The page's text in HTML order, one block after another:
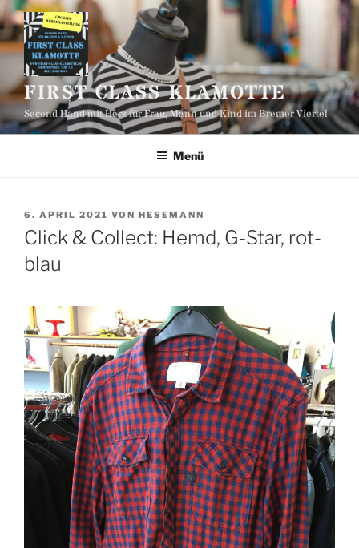
Zum
Inhalt
springen
FIRST CLASS KLAMOTTE
Second Hand mit Herz für Frau, Mann und Kind im Bremer Viertel
Menü
VERÖFFENTLICHT
AM
6. APRIL 2021 VON HESEMANN
Click & Collect: Hemd, G-Star, rot-
blau